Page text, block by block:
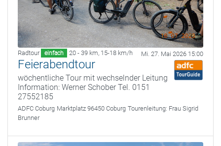
Radtour einfach 20 - 39 km, 15-18 km/h Mi. 27. Mai 2026 15:00
Feierabendtour
wöchentliche Tour mit wechselnder Leitung
Information: Werner Schober Tel. 0151
27552185
ADFC Coburg Marktplatz 96450 Coburg Tourenleitung: Frau Sigrid
Brunner